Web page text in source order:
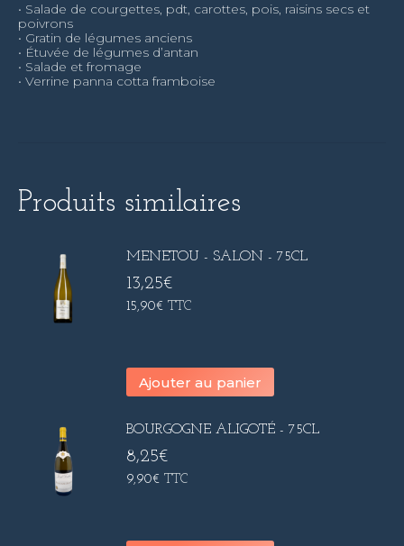
• Salade de courgettes, pdt, carottes, pois, raisins secs et
poivrons
• Gratin de légumes anciens
• Étuvée de légumes d’antan
• Salade et fromage
• Verrine panna cotta framboise
Produits similaires
MENETOU - SALON - 75CL
13,25€
15,90€ TTC
Ajouter au panier
BOURGOGNE ALIGOTÉ - 75CL
8,25€
9,90€ TTC